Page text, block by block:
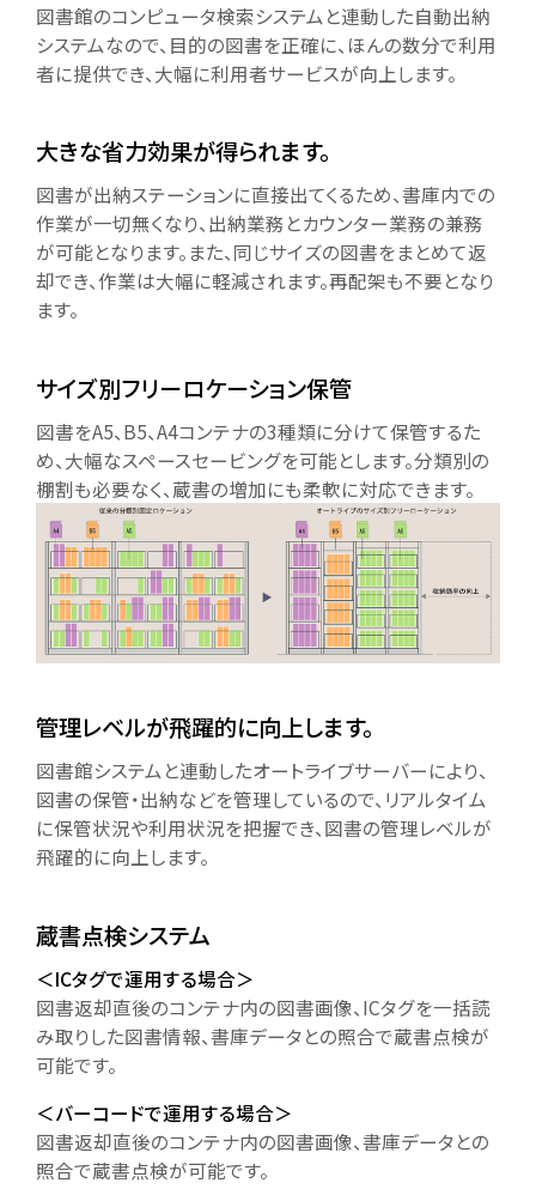
図書館のコンピュータ検索システムと連動した自動出納
システムなので、目的の図書を正確に、ほんの数分で利用
者に提供でき、大幅に利用者サービスが向上します。
大きな省力効果が得られます。
図書が出納ステーションに直接出てくるため、書庫内での
作業が一切無くなり、出納業務とカウンター業務の兼務
が可能となります。また、同じサイズの図書をまとめて返
却でき、作業は大幅に軽減されます。再配架も不要となり
ます。
サイズ別フリーロケーション保管
図書をA5、B5、A4コンテナの3種類に分けて保管するた
め、大幅なスペースセービングを可能とします。分類別の
棚割も必要なく、蔵書の増加にも柔軟に対応できます。
管理レベルが飛躍的に向上します。
図書館システムと連動したオートライブサーバーにより、
図書の保管・出納などを管理しているので、リアルタイム
に保管状況や利用状況を把握でき、図書の管理レベルが
飛躍的に向上します。
蔵書点検システム
＜ICタグで運用する場合＞
図書返却直後のコンテナ内の図書画像、ICタグを一括読
み取りした図書情報、書庫データとの照合で蔵書点検が
可能です。
＜バーコードで運用する場合＞
図書返却直後のコンテナ内の図書画像、書庫データとの
照合で蔵書点検が可能です。